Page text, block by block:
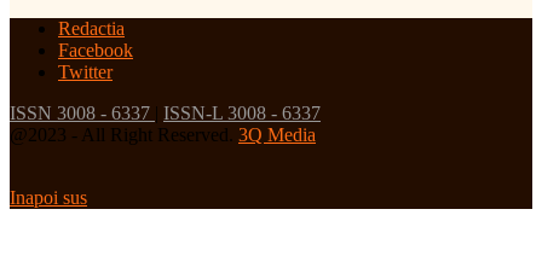
Redactia
Facebook
Twitter
ISSN 3008 - 6337
ISSN-L 3008 - 6337
@2023 - All Right Reserved. 3Q Media
Inapoi sus